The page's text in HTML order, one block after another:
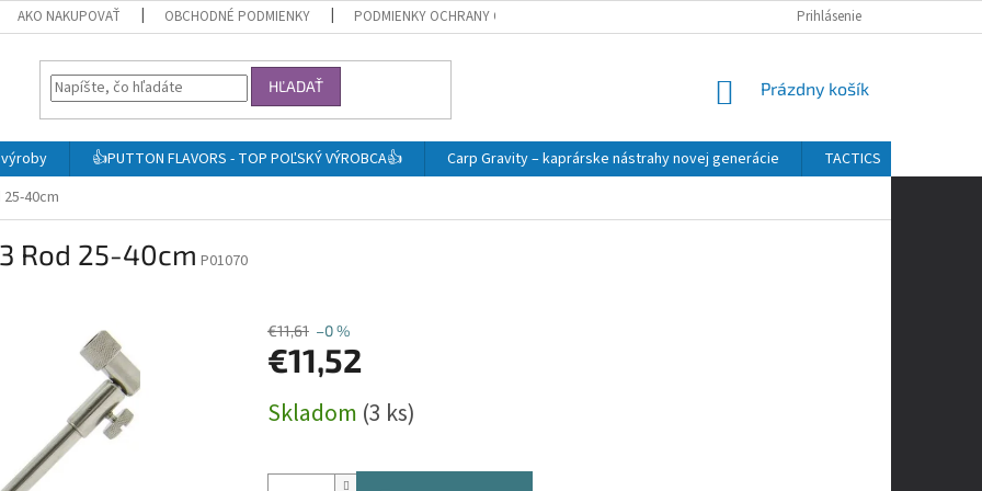
AKO NAKUPOVAŤ OBCHODNÉ PODMIENKY PODMIENKY OCHRANY OSOBNÝCH ÚDAJOV Prihlásenie
HĽADAŤ
NÁKUPNÝ
Prázdny košík
👍PUTTON FLAVORS - TOP POĽSKÝ VÝROBCA👍 Carp Gravity – kaprárske nástrahy novej generácie TACTICS
40cm
Rod 25-40cm P01070
€11,61 –0 %
€11,52
cena:
Skladom (3 ks)